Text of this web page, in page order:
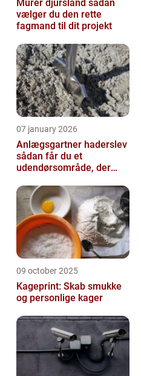
Murer djursland sådan
vælger du den rette
fagmand til dit projekt
07 january 2026
Anlægsgartner haderslev
sådan får du et
udendørsområde, der
09 october 2025
Kageprint: Skab smukke
og personlige kager